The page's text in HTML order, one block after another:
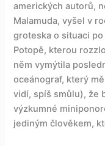
amerických autorů,
Malamuda, vyšel v
groteska o situaci
Potopě, kterou
něm vymýtila
oceánograf, který
vidí, spíš smůlu), že
výzkumné
jediným člověkem,